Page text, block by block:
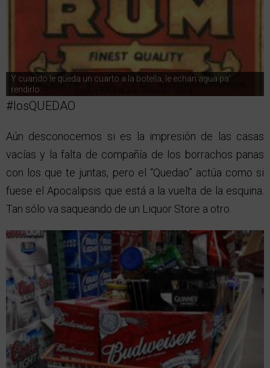
Y cuando le queda un cuarto a la botella, le echan agua pa’
rendirlo.
#losQUEDAO
Aún desconocemos si es la impresión de las casas
vacías y la falta de compañía de los borrachos panas
con los que te juntas, pero el “Quedao” actúa como si
fuese el Apocalipsis que está a la vuelta de la esquina.
Tan sólo va saqueando de un Liquor Store a otro.